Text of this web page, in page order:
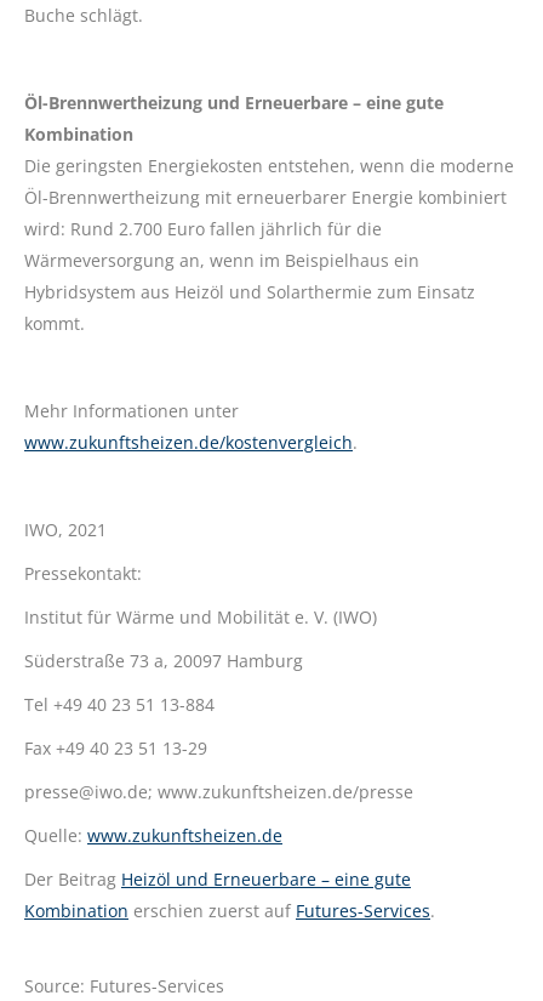
Buche schlägt.
Öl-Brennwertheizung und Erneuerbare – eine gute
Kombination
Die geringsten Energiekosten entstehen, wenn die moderne
Öl-Brennwertheizung mit erneuerbarer Energie kombiniert
wird: Rund 2.700 Euro fallen jährlich für die
Wärmeversorgung an, wenn im Beispielhaus ein
Hybridsystem aus Heizöl und Solarthermie zum Einsatz
kommt.
Mehr Informationen unter
www.zukunftsheizen.de/kostenvergleich.
IWO, 2021
Pressekontakt:
Institut für Wärme und Mobilität e. V. (IWO)
Süderstraße 73 a, 20097 Hamburg
Tel +49 40 23 51 13-884
Fax +49 40 23 51 13-29
presse@iwo.de; www.zukunftsheizen.de/presse
Quelle: www.zukunftsheizen.de
Der Beitrag Heizöl und Erneuerbare – eine gute
Kombination erschien zuerst auf Futures-Services.
Source: Futures-Services